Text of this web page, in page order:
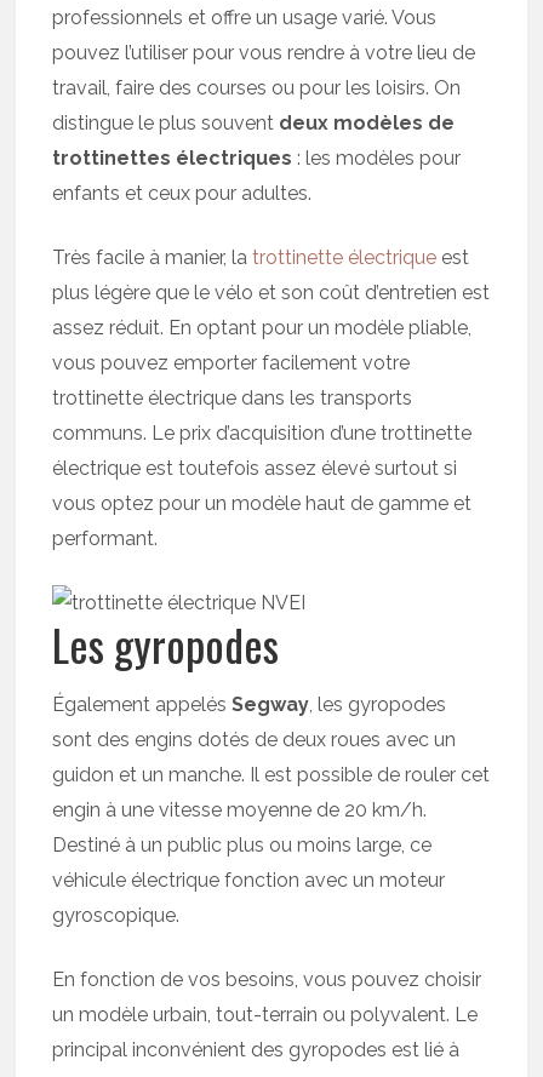
professionnels et offre un usage varié. Vous
pouvez l’utiliser pour vous rendre à votre lieu de
travail, faire des courses ou pour les loisirs. On
distingue le plus souvent deux modèles de
trottinettes électriques : les modèles pour
enfants et ceux pour adultes.
Très facile à manier, latrottinette électrique est
plus légère que le vélo et son coût d’entretien est
assez réduit. En optant pour un modèle pliable,
vous pouvez emporter facilement votre
trottinette électrique dans les transports
communs. Le prix d’acquisition d’une trottinette
électrique est toutefois assez élevé surtout si
vous optez pour un modèle haut de gamme et
performant.
Les gyropodes
Également appelésSegway, les gyropodes
sont des engins dotés de deux roues avec un
guidon et un manche. Il est possible de rouler cet
engin à une vitesse moyenne de 20 km/h.
Destiné à un public plus ou moins large, ce
véhicule électrique fonction avec un moteur
gyroscopique.
En fonction de vos besoins, vous pouvez choisir
un modèle urbain, tout-terrain ou polyvalent. Le
principal inconvénient des gyropodes est lié à